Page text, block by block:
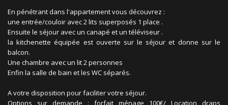
En pénétrant dans l'appartement vous découvrez :
une entrée/couloir avec 2 lits superposés 1 place .
Ensuite le séjour avec un canapé et un téléviseur .
la kitchenette équipée est ouverte sur le séjour et donne sur le
balcon.
Une chambre avec un lit 2 personnes
Enfin la salle de bain et les WC séparés.
A votre disposition pour faciliter votre séjour.
Options sur demande : forfait ménage 100€/ Location draps